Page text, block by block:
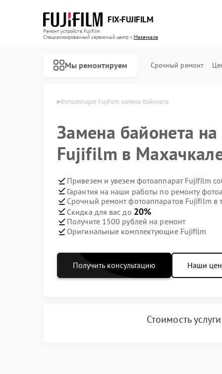
FIX-FUJIFILM
Ремонт устройств Fujifilm
Специализированный cервисный центр г.Махачкала
Мы ремонтируем Срочный ремонт
Фотоаппарат Fujifilm замена байонета
Замена байонета
Fujifilm в
Привезем и увезем фотоаппарат Fujifilm
Гарантия на наши работы по ремонту
Срочный ремонт фотоаппаратов Fujifilm в
Скидка для вас до 20%
Получите 1500 рублей на ремонт
Оригинальные комплектующие Fujifilm
Получить консультацию Наши
Стоимость услуги